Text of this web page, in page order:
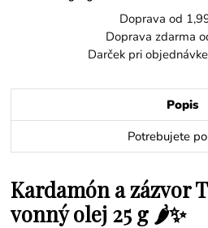
Doprava od
Doprava zdarma
Darček pri
Popis
Potrebujete
Kardamón a zázvor
vonný olej 25 g 🌶️✨